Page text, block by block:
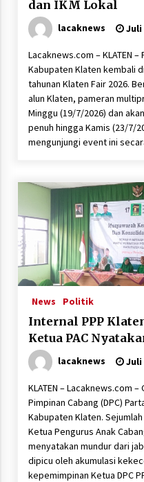
dan IKM Lokal
lacaknews Juli
Lacaknews.com – KLATEN
Kabupaten Klaten kembali
tahunan Klaten Fair 2026.
alun Klaten, pameran
Minggu (19/7/2026) dan
penuh hingga Kamis (23/7/
mengunjungi event ini
News Politik
Internal PPP
Ketua PAC
lacaknews Juli
KLATEN – Lacaknews.com
Pimpinan Cabang (DPC)
Kabupaten Klaten.
Ketua Pengurus Anak
menyatakan mundur dari
dipicu oleh akumulasi
kepemimpinan Ketua DPC